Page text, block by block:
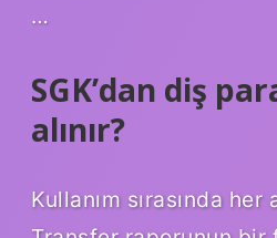
…
SGK’dan diş
alınır?
Kullanım sırasında her